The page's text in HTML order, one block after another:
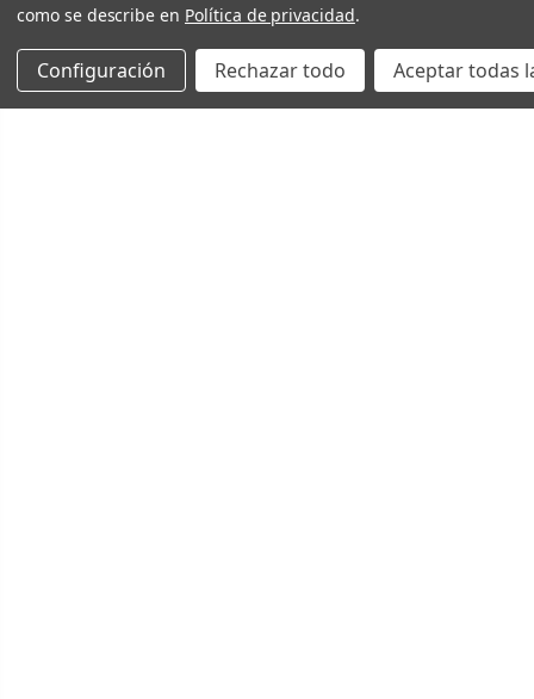
como se describe en Política de privacidad.
Configuración Rechazar todo Aceptar todas